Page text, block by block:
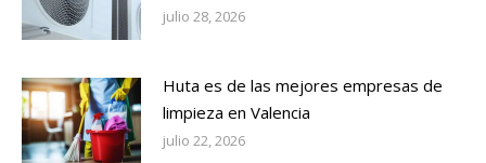
julio 28, 2026
Huta es de las mejores empresas de
limpieza en Valencia
julio 22, 2026